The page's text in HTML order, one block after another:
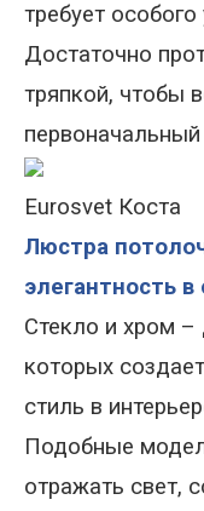
требует особого
Достаточно
тряпкой, чтобы
первоначальный
Eurosvet Коста
Люстра
элегантность
Стекло и хром –
которых
стиль в
Подобные
отражать свет,